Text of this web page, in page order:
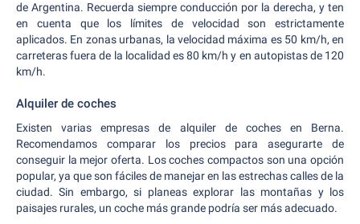
de Argentina. Recuerda siempre conducción por la derecha, y ten
en cuenta que los límites de velocidad son estrictamente
aplicados. En zonas urbanas, la velocidad máxima es 50 km/h, en
carreteras fuera de la localidad es 80 km/h y en autopistas de 120
km/h.
Alquiler de coches
Existen varias empresas de alquiler de coches en Berna.
Recomendamos comparar los precios para asegurarte de
conseguir la mejor oferta. Los coches compactos son una opción
popular, ya que son fáciles de manejar en las estrechas calles de la
ciudad. Sin embargo, si planeas explorar las montañas y los
paisajes rurales, un coche más grande podría ser más adecuado.